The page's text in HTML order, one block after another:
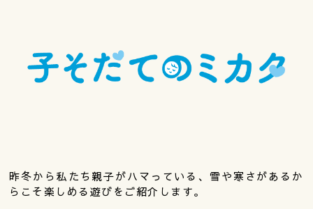
昨冬から私たち親子がハマっている、雪や寒さがあるか
らこそ楽しめる遊びをご紹介します。